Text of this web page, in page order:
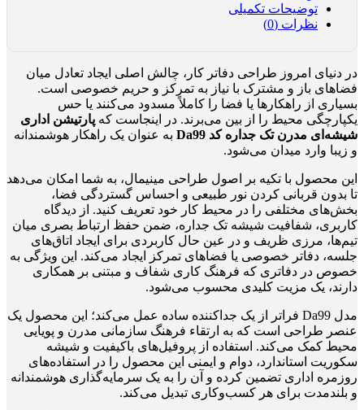
توضیحات تکمیلی
نظرات (0)
در دنیای امروز طراحی دفاتر کار، چالش اصلی ایجاد تعادل میان
فضاهای باز و مشترک با نیاز به تمرکز و حریم خصوصی است.
بسیاری از راهکارها یا فضا را کاملاً مسدود می‌کنند یا حس
یکپارچگی محیط را از بین می‌برند. در اینجاست که پارتیشن اداری
شیشه‌ای مدرن تک جداره کد Da99
به عنوان یک راهکار هوشمندانه
و زیبا وارد میدان می‌شود.
این محصول با تکیه بر اصول طراحی مینیمال، به شما امکان می‌دهد
تا بدون قربانی کردن نور طبیعی و احساس گستردگی فضا،
بخش‌های مختلفی را در محیط کار خود تعریف کنید. از دیدگاه
کاربری، شفافیت شیشه تک جداره، ضمن حفظ ارتباط بصری میان
تیم‌ها، مرزی ظریف و در عین حال کاربردی برای ایجاد اتاق‌های
جلسه، دفاتر خصوصی یا فضاهای تمرکز ایجاد می‌کند. این ویژگی به
خصوص در دفاتری که فرهنگ کاری شفاف و مبتنی بر همکاری
دارند، یک مزیت کلیدی محسوب می‌شود.
مدل Da99 فراتر از یک جداکننده ساده عمل می‌کند؛ این محصول یک
عنصر طراحی است که به ارتقاء فرهنگ سازمانی مدرن و پویایی
محیط کمک می‌کند. استفاده از پروفیل‌های باکیفیت و شیشه
سکوریت استاندارد، دوام و ایمنی این محصول را در استفاده‌های
روزمره اداری تضمین کرده و آن را به یک سرمایه‌گذاری هوشمندانه
و بلندمدت برای هر کسب‌وکاری تبدیل می‌کند.